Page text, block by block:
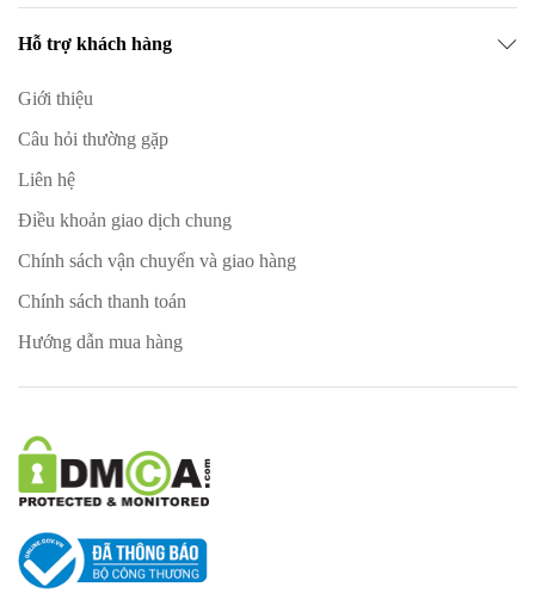
Hỗ trợ khách hàng
Giới thiệu
Câu hỏi thường gặp
Liên hệ
Điều khoản giao dịch chung
Chính sách vận chuyển và giao hàng
Chính sách thanh toán
Hướng dẫn mua hàng